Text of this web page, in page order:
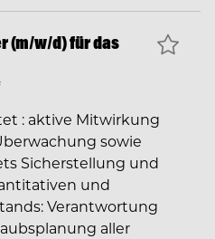
(m/w/d) für das
: aktive Mitwirkung
sowie
Sicherstellung und
und
Verantwortung
aller